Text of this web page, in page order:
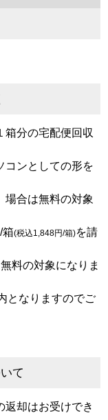
箱分の宅配便回収
コンとしての形を
場合は無料の対象
箱(税込1,848円/箱)を請
料の対象になりま
となりますのでご
て
返却はお受けでき